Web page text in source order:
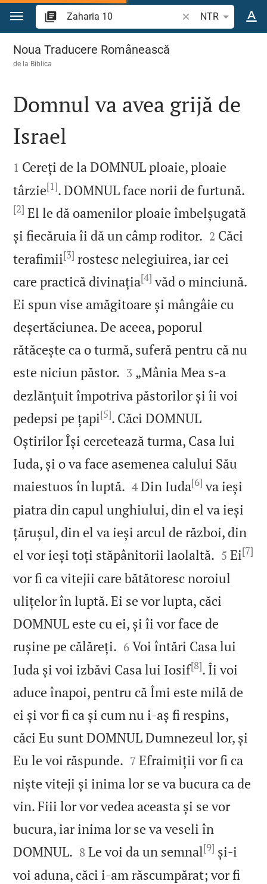
Sari la conținut
Căutați un verset
NTR
Zaharia 10
Noua Traducere Românească
de la Biblica

Domnul va avea grijă de
Israel

1 Cereți de la DOMNUL ploaie, ploaie
târzie[1]. DOMNUL face norii de furtună.
[2] El le dă oamenilor ploaie îmbelșugată
și fiecăruia îi dă un câmp roditor. 

2 Căci
terafimii[3] rostesc nelegiuirea, iar cei
care practică divinația[4] văd o minciună.
Ei spun vise amăgitoare și mângâie cu
deșertăciunea. De aceea, poporul
rătăcește ca o turmă, suferă pentru că nu
este niciun păstor. 

3 „Mânia Mea s‑a
dezlănțuit împotriva păstorilor și îi voi
pedepsi pe țapi[5]. Căci DOMNUL
Oștirilor Își cercetează turma, Casa lui
Iuda, și o va face asemenea calului Său
maiestuos în luptă. 

4 Din Iuda[6] va ieși
piatra din capul unghiului, din el va ieși
țărușul, din el va ieși arcul de război, din
el vor ieși toți stăpânitorii laolaltă. 

5 Ei[7]
vor fi ca vitejii care bătătoresc noroiul
ulițelor în luptă. Ei se vor lupta, căci
DOMNUL este cu ei, și îi vor face de
rușine pe călăreți. 

6 Voi întări Casa lui
Iuda și voi izbăvi Casa lui Iosif[8]. Îi voi
aduce înapoi, pentru că Îmi este milă de
ei și vor fi ca și cum nu i‑aș fi respins,
căci Eu sunt DOMNUL Dumnezeul lor, și
Eu le voi răspunde. 

7 Efraimiții vor fi ca
niște viteji și inima lor se va bucura ca de
vin. Fiii lor vor vedea aceasta și se vor
bucura, iar inima lor se va veseli în
DOMNUL. 

8 Le voi da un semnal[9] și‑i
voi aduna, căci i‑am răscumpărat; vor fi